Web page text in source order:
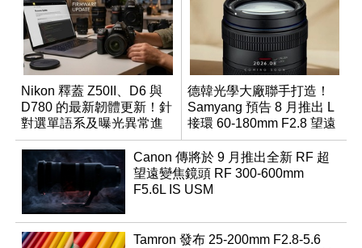
Nikon 釋蓋 Z50II、D6 與
D780 的最新韌體更新！針
對選單語系及曝光異常進
行修復
德韓光學大廠聯手打造！
Samyang 預告 8 月推出 L
接環 60-180mm F2.8 望遠
變焦鏡
Canon 傳將於 9 月推出全新 RF 超
望遠變焦鏡頭 RF 300-600mm
F5.6L IS USM
Tamron 發布 25-200mm F2.8-5.6